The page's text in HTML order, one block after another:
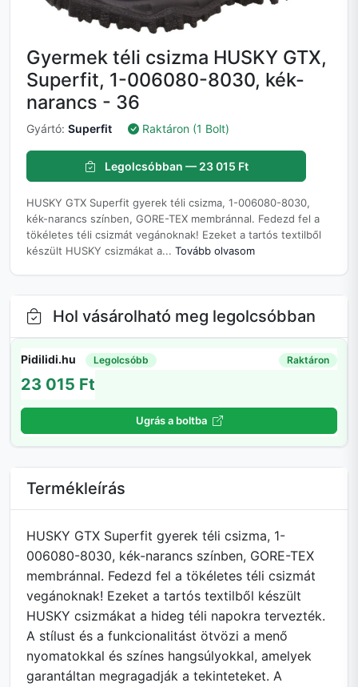
Gyermek téli csizma HUSKY GTX,
Superfit, 1-006080-8030, kék-
narancs - 36
Gyártó: Superfit Raktáron (1 Bolt)
Legolcsóbban — 23 015 Ft
HUSKY GTX Superfit gyerek téli csizma, 1-006080-8030,
kék-narancs színben, GORE-TEX membránnal. Fedezd fel a
tökéletes téli csizmát vegánoknak! Ezeket a tartós textilből
készült HUSKY csizmákat a... Tovább olvasom
Hol vásárolható meg legolcsóbban
Pidilidi.hu Legolcsóbb Raktáron
23 015 Ft
Ugrás a boltba
Termékleírás
HUSKY GTX Superfit gyerek téli csizma, 1-
006080-8030, kék-narancs színben, GORE-TEX
membránnal. Fedezd fel a tökéletes téli csizmát
vegánoknak! Ezeket a tartós textilből készült
HUSKY csizmákat a hideg téli napokra tervezték.
A stílust és a funkcionalitást ötvözi a menő
nyomatokkal és színes hangsúlyokkal, amelyek
garantáltan megragadják a tekinteteket. A